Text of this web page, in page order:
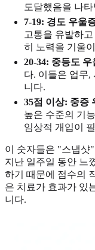
도달했음을 나
7-19: 경도 우울
고통을 유발하
히 노력을 기울
20-34: 중등도 우
다. 이들은 업무,
니다.
35점 이상: 중증
높은 수준의 기
임상적 개입이
이 숫자들은 "스냅샷
지난 일주일 동안 느
하기 때문에 점수의
은 치료가 효과가 있
니다.